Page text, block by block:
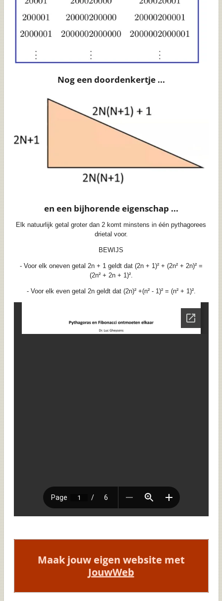
Nog een doordenkertje ...
en een bijhorende eigenschap ...
Elk natuurlijk getal groter dan 2 komt minstens in één pythagorees
drietal voor.
BEWIJS
- Voor elk oneven getal 2n + 1 geldt dat (2n + 1)² + (2n² + 2n)² =
(2n² + 2n + 1)².
- Voor elk even getal 2n geldt dat (2n)² +(n² - 1)² = (n² + 1)².
Maak jouw eigen website met
JouwWeb